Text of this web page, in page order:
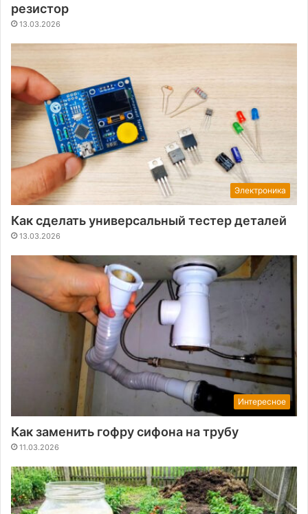
резистор
13.03.2026
Электроника
Как сделать универсальный тестер деталей
13.03.2026
Интересное
Как заменить гофру сифона на трубу
11.03.2026